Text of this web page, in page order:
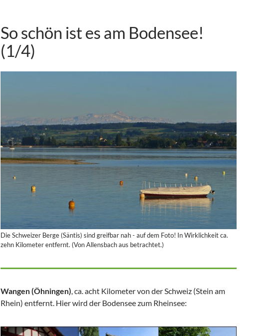
So schön ist es am Bodensee!
(1/4)
Die Schweizer Berge (Säntis) sind greifbar nah - auf dem Foto! In Wirklichkeit ca.
zehn Kilometer entfernt. (Von Allensbach aus betrachtet.)
Wangen (Öhningen) , ca. acht Kilometer von der Schweiz (Stein am
Rhein) entfernt. Hier wird der Bodensee zum Rheinsee: